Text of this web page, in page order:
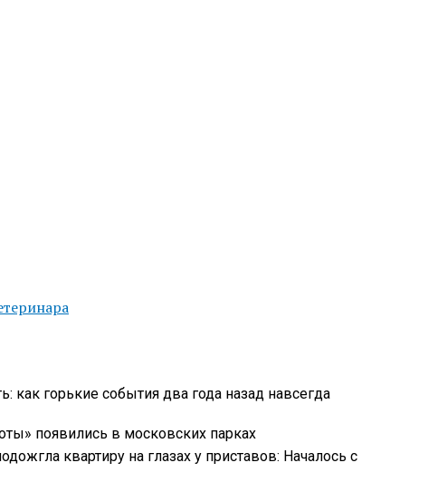
как горькие события два года назад навсегда
появились в московских парках
квартиру на глазах у приставов: Началось с